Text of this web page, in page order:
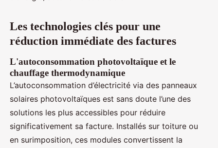
Les technologies clés pour une
réduction immédiate des factures
L'autoconsommation photovoltaïque et le
chauffage thermodynamique
L’autoconsommation d’électricité via des panneaux
solaires photovoltaïques est sans doute l’une des
solutions les plus accessibles pour réduire
significativement sa facture. Installés sur toiture ou
en surimposition, ces modules convertissent la